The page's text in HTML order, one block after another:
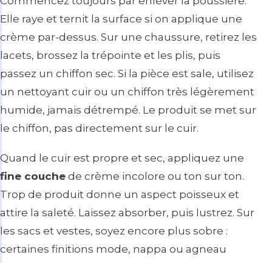
Elle raye et ternit la surface si on applique une
crème par-dessus. Sur une chaussure, retirez les
lacets, brossez la trépointe et les plis, puis
passez un chiffon sec. Si la pièce est sale, utilisez
un nettoyant cuir ou un chiffon très légèrement
humide, jamais détrempé. Le produit se met sur
le chiffon, pas directement sur le cuir.
Quand le cuir est propre et sec, appliquez une
fine couche de crème incolore ou ton sur ton.
Trop de produit donne un aspect poisseux et
attire la saleté. Laissez absorber, puis lustrez. Sur
les sacs et vestes, soyez encore plus sobre :
certaines finitions mode, nappa ou agneau